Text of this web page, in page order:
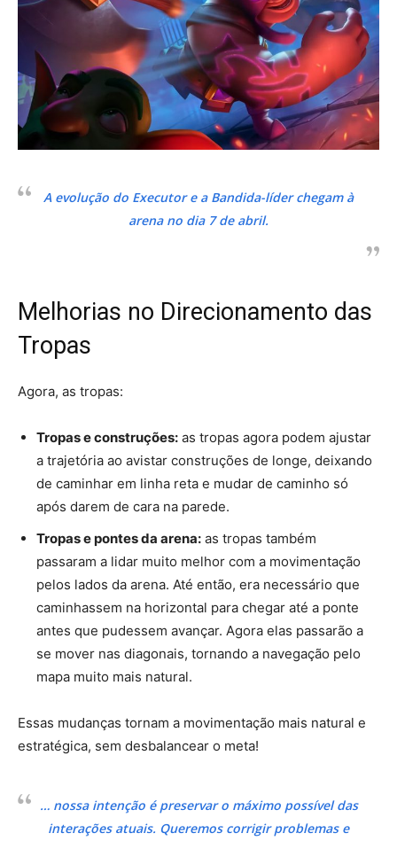
A evolução do Executor e a Bandida-líder chegam à
arena no dia 7 de abril.
Melhorias no Direcionamento das
Tropas
Agora, as tropas:
Tropas e construções: as tropas agora podem ajustar
a trajetória ao avistar construções de longe, deixando
de caminhar em linha reta e mudar de caminho só
após darem de cara na parede.
Tropas e pontes da arena: as tropas também
passaram a lidar muito melhor com a movimentação
pelos lados da arena. Até então, era necessário que
caminhassem na horizontal para chegar até a ponte
antes que pudessem avançar. Agora elas passarão a
se mover nas diagonais, tornando a navegação pelo
mapa muito mais natural.
Essas mudanças tornam a movimentação mais natural e
estratégica, sem desbalancear o meta!
… nossa intenção é preservar o máximo possível das
interações atuais. Queremos corrigir problemas e